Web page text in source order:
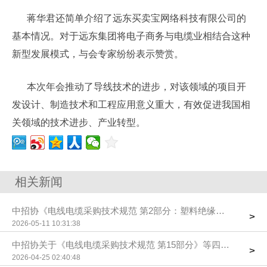
蒋华君还简单介绍了远东买卖宝网络科技有限公司的
基本情况。对于远东集团将电子商务与电缆业相结合这种
新型发展模式，与会专家纷纷表示赞赏。
本次年会推动了导线技术的进步，对该领域的项目开
发设计、制造技术和工程应用意义重大，有效促进我国相
关领域的技术进步、产业转型。
相关新闻
中招协《电线电缆采购技术规范 第2部分：塑料绝缘控制电缆》
2026-05-11 10:31:38
>
中招协关于《电线电缆采购技术规范 第15部分》等四项团标送
2026-04-25 02:40:48
>